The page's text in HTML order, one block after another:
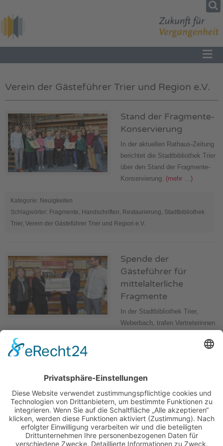
≡
Verein der Gästeführer Trier und Region e.V.
Stand der Fragmente-
Konservierung
In der aktuellen Rathaus-Zeitung
berichtet die Stadtbibliothek Trier
über den Stand der Fragmente-
Konservierung. (mehr …)
Kategorie: Neuigkeiten
Schlagwörter: Fragmente Handschriften Restaurierung Stadtbibliothek
Trier, Verein der Gästeführer Trier und Region e.V.
Spende der
Gästeführer für
mittelalterliche
Fragmente
In der Stadtbibliothek Trier,
Weberbach, trafen Vertreterinnen
Michael Embach und Herrn Ted Schirmer, um die Spendengelder vom
Weltgästeführertag 2017 (WGFT) zu übergeben.
Neuigkeiten
Schlagwörter:Fragmente ,Konservierung, Restaurierung, Stadtbibliothek
Trier ,Verein der Gästeführer Trier und Region e.V.